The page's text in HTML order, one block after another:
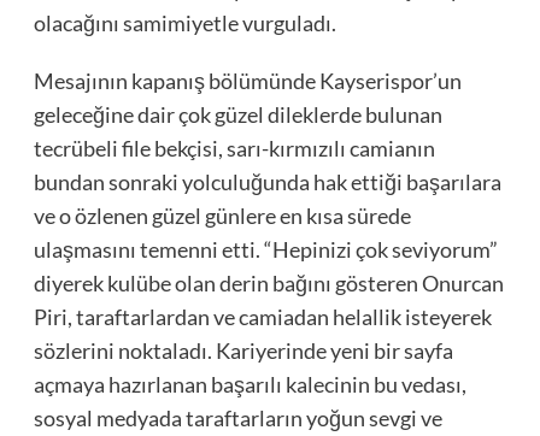
olacağını samimiyetle vurguladı.
Mesajının kapanış bölümünde Kayserispor’un
geleceğine dair çok güzel dileklerde bulunan
tecrübeli file bekçisi, sarı-kırmızılı camianın
bundan sonraki yolculuğunda hak ettiği başarılara
ve o özlenen güzel günlere en kısa sürede
ulaşmasını temenni etti. “Hepinizi çok seviyorum”
diyerek kulübe olan derin bağını gösteren Onurcan
Piri, taraftarlardan ve camiadan helallik isteyerek
sözlerini noktaladı. Kariyerinde yeni bir sayfa
açmaya hazırlanan başarılı kalecinin bu vedası,
sosyal medyada taraftarların yoğun sevgi ve